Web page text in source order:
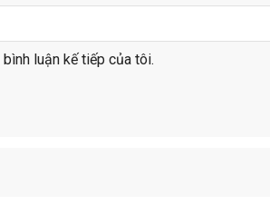
luận kế tiếp của tôi.